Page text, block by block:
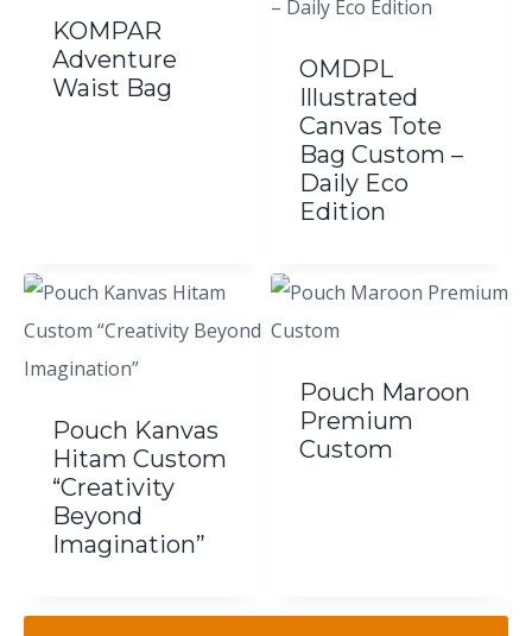
KOMPAR
Adventure
Waist Bag
OMDPL
Illustrated
Canvas Tote
Bag Custom –
Daily Eco
Edition
Pouch Kanvas
Hitam Custom
“Creativity
Beyond
Imagination”
Pouch Maroon
Premium
Custom